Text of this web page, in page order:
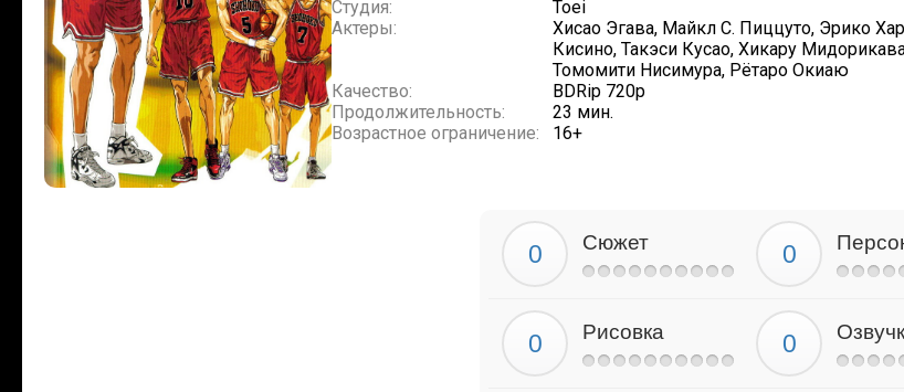
Студия:
Toei
Актеры:
Хисао Эгава, Майкл С. Пиццуто, Эрико
Кисино, Такэси Кусао, Хикару
Томомити Нисимура, Рётаро Окиаю
Качество:
BDRip 720p
Продолжительность:
23 мин.
Возрастное ограничение:
16+
Сюжет
Рисовка